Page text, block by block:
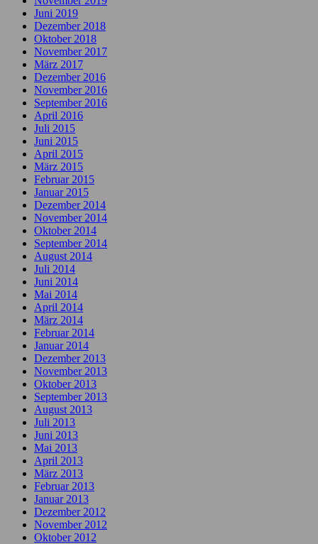
Juni 2019
Dezember 2018
Oktober 2018
November 2017
März 2017
Dezember 2016
November 2016
September 2016
April 2016
Juli 2015
Juni 2015
April 2015
März 2015
Februar 2015
Januar 2015
Dezember 2014
November 2014
Oktober 2014
September 2014
August 2014
Juli 2014
Juni 2014
Mai 2014
April 2014
März 2014
Februar 2014
Januar 2014
Dezember 2013
November 2013
Oktober 2013
September 2013
August 2013
Juli 2013
Juni 2013
Mai 2013
April 2013
März 2013
Februar 2013
Januar 2013
Dezember 2012
November 2012
Oktober 2012